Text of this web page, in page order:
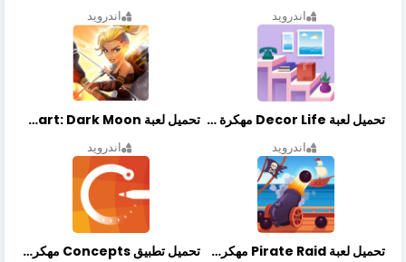
اندرويد اندرويد
تحميل لعبة Decor Life مهكرة أخر إصدار
اندرويد
تحميل لعبة Lionheart: Dark Moon مهكرة أخر إصدار
اندرويد
تحميل لعبة Pirate Raid مهكرة أخر إصدار تحميل تطبيق Concepts مهكر أخر إصدار